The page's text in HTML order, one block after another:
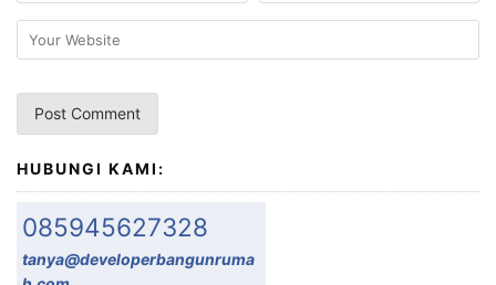
HUBUNGI KAMI:
085945627328
tanya@developerbangunruma